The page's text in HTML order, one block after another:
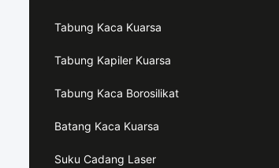
Tabung Kaca Kuarsa
Tabung Kapiler Kuarsa
Tabung Kaca Borosilikat
Batang Kaca Kuarsa
Suku Cadang Laser